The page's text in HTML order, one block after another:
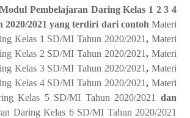
Modul Pembelajaran Daring Kelas 1 2 3 4
2020/2021 yang terdiri dari contoh Materi
Kelas 1 SD/MI Tahun 2020/2021,Materi
Kelas 2 SD/MI Tahun 2020/2021,Materi
Kelas 3 SD/MI Tahun 2020/2021,Materi
Kelas 4 SD/MI Tahun 2020/2021,Materi
Kelas 5 SD/MI Tahun 2020/2021
dan
Daring Kelas 6 SD/MI Tahun 2020/2021